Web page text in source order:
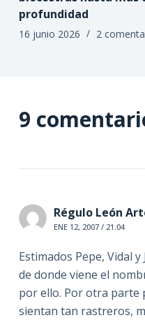
profundidad
16 junio 2026 2
9
Régulo León
ENE 12, 2007 / 21:04
Estimados Pepe, Vidal
de donde viene el
por ello. Por otra parte
sientan tan rastreros,